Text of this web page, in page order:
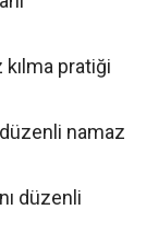
pratiği
namaz
düzenli